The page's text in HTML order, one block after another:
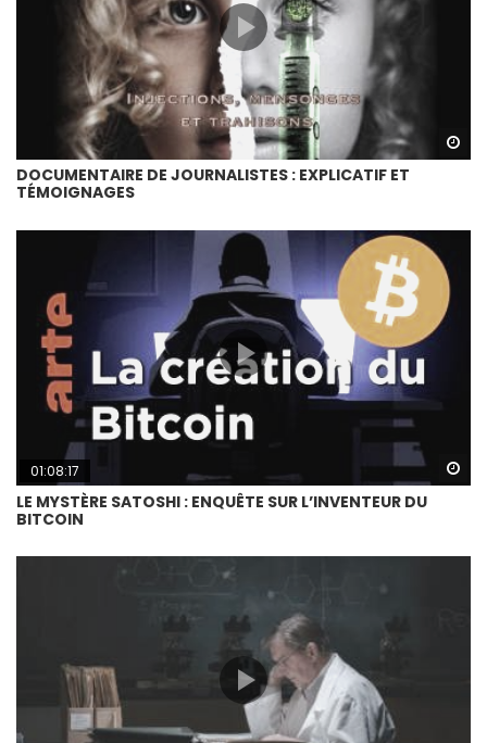
DOCUMENTAIRE DE JOURNALISTES : EXPLICATIF ET
TÉMOIGNAGES
01:08:17
LE MYSTÈRE SATOSHI : ENQUÊTE SUR L’INVENTEUR DU
BITCOIN